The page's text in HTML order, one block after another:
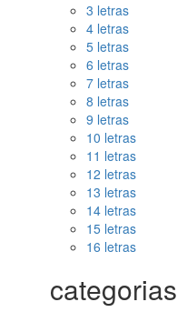
3 letras
4 letras
5 letras
6 letras
7 letras
8 letras
9 letras
10 letras
11 letras
12 letras
13 letras
14 letras
15 letras
16 letras
categorias